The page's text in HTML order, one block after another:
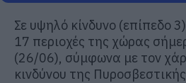
Σε υψηλό κίνδυνο (επίπεδο
17 περιοχές της χώρας
(26/06), σύμφωνα με τον
κινδύνου της